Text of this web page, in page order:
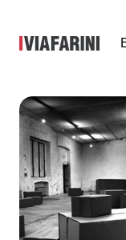
A
chiusa
9 marzo - 2 aprile